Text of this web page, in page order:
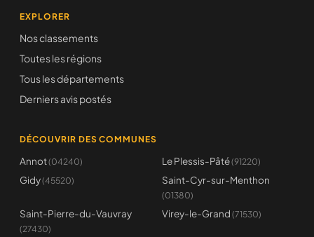
EXPLORER
Nos classements
Toutes les régions
Tous les départements
Derniers avis postés
DÉCOUVRIR DES COMMUNES
Annot(04240) Le Plessis-Pâté(91220)
Gidy(45520) Saint-Cyr-sur-Menthon
(01380)
Saint-Pierre-du-Vauvray
(27430)
Virey-le-Grand (71530)